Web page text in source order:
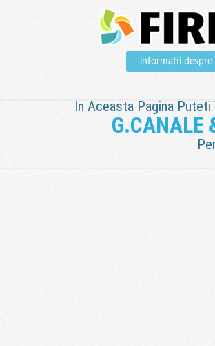
informatii despre
In Aceasta Pagina
G.CANALE